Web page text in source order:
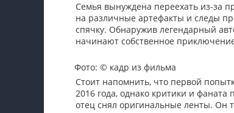
Семья вынуждена переехать из-за
на различные артефакты и следы
спячку. Обнаружив легендарный
начинают собственное
Фото: © кадр из фильма
Стоит напомнить, что первой
2016 года, однако критики и фаната
отец снял оригинальные ленты. Он